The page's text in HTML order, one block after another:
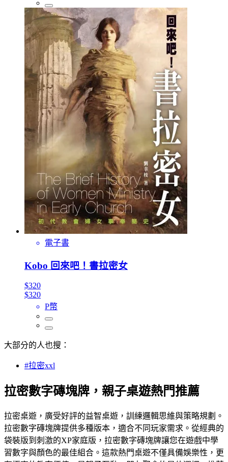
電子書
Kobo 回來吧！書拉密女
$320
$320
P幣
大部分的人也搜：
#拉密xxl
拉密數字磚塊牌，親子桌遊熱門推薦
拉密桌遊，廣受好評的益智桌遊，訓練邏輯思維與策略規劃。
拉密數字磚塊牌提供多種版本，適合不同玩家需求。從經典的
袋裝版到刺激的XP家庭版，拉密數字磚塊牌讓您在遊戲中學
習數字與顏色的最佳組合。這款熱門桌遊不僅具備娛樂性，更